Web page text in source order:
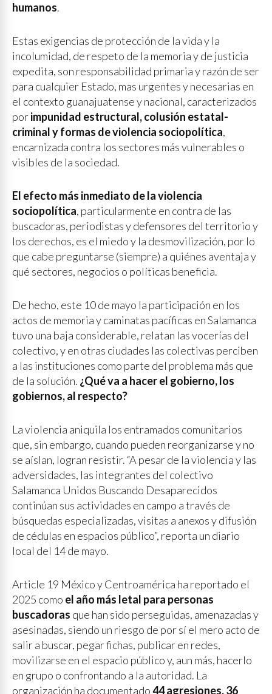
humanos.
Estas exigencias de protección de la vida y la
incolumidad, de respeto de la memoria y de justicia
expedita, son responsabilidad primaria y razón de ser
para cualquier Estado, mas urgentes y necesarias en
el contexto guanajuatense y nacional, caracterizados
porimpunidad estructural, colusión estatal-
criminal y formas de violencia sociopolítica,
encarnizada contra los sectores más vulnerables o
visibles de la sociedad.
El efecto más inmediato de la violencia
sociopolítica, particularmente en contra de las
buscadoras, periodistas y defensores del territorio y
los derechos, es el miedo y la desmovilización, por lo
que cabe preguntarse (siempre) a quiénes aventaja y
qué sectores, negocios o políticas beneficia.
De hecho, este 10 de mayo la participación en los
actos de memoria y caminatas pacíficas en Salamanca
tuvo una baja considerable, relatan las vocerías del
colectivo, y en otras ciudades las colectivas perciben
a las instituciones como parte del problema más que
de la solución. ¿Qué va a hacer el gobierno, los
gobiernos, al respecto?
La violencia aniquila los entramados comunitarios
que, sin embargo, cuando pueden reorganizarse y no
se aíslan, logran resistir. “A pesar de la violencia y las
adversidades, las integrantes del colectivo
Salamanca Unidos Buscando Desaparecidos
continúan sus actividades en campo a través de
búsquedas especializadas, visitas a anexos y difusión
de cédulas en espacios público”, reporta un diario
local del 14 de mayo.
Article 19 México y Centroamérica ha reportado el
2025 como el año más letal para personas
buscadoras que han sido perseguidas, amenazadas y
asesinadas, siendo un riesgo de por sí el mero acto de
salir a buscar, pegar fichas, publicar en redes,
movilizarse en el espacio público y, aun más, hacerlo
en grupo o confrontando a la autoridad. La
organización ha documentado44 agresiones, 36